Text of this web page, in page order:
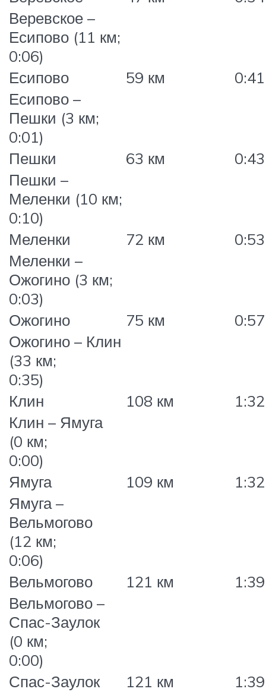
Веревское –
Есипово (11 км;
0:06)
Есипово
59 км
0:41
Есипово –
Пешки (3 км;
0:01)
Пешки
63 км
0:43
Пешки –
Меленки (10 км;
0:10)
Меленки
72 км
0:53
Меленки –
Ожогино (3 км;
0:03)
Ожогино
75 км
0:57
Ожогино – Клин
(33 км;
0:35)
Клин
108 км
1:32
Клин – Ямуга
(0 км;
0:00)
Ямуга
109 км
1:32
Ямуга –
Вельмогово
(12 км;
0:06)
Вельмогово
121 км
1:39
Вельмогово –
Спас-Заулок
(0 км;
0:00)
Спас-Заулок
121 км
1:39